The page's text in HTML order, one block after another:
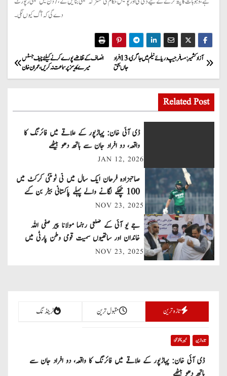
دے گی کہ آگ کیوں لگی۔
P
o
s
t
a
v
i
g
a
o
n
انصاف کے تقاضے پورے کرنے کیلئے چیف جسٹس
میرے کیسز پر سماعت نہ کریں ، عمران خان
آزاد کشمیر: مسافر جیپ دریائے نیلم میں جاگری، 13 افراد
جاں بحق
Related Post
ڈی آئی خان: پہاڑپور کے علاقے میں فائرنگ کا
واقعہ، دو افراد جان سے ہاتھ دھو بیٹھے
JAN 12, 2026
صاحبزادہ فرحان ایک سال میں ٹی ٹوئنٹی کرکٹ میں
100 چھکے لگانے والے پہلے پاکستانی بیٹر بن گئے
NOV 23, 2025
جے یو آئی کے ضلعی رہنما مولانا پیر صفی اللہ
خاندان اور ساتھیوں سمیت قومی وطن پارٹی میں
شامل
NOV 23, 2025
تازہ ترین مقبول ترین ٹرینڈنگ
تازہ ترین خیبر پختونخوا
ڈی آئی خان: پہاڑپور کے علاقے میں فائرنگ کا واقعہ، دو افراد جان سے